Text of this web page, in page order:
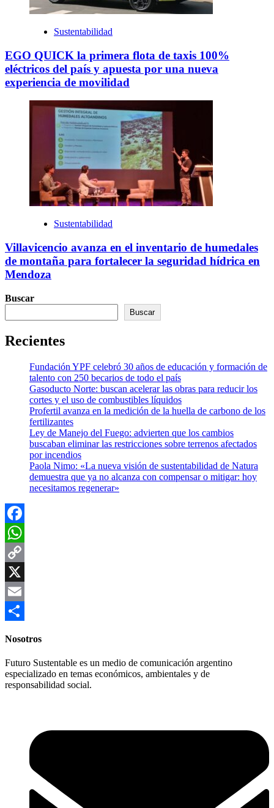
Sustentabilidad
EGO QUICK la primera flota de taxis 100%
eléctricos del país y apuesta por una nueva
experiencia de movilidad
Sustentabilidad
Villavicencio avanza en el inventario de humedales
de montaña para fortalecer la seguridad hídrica en
Mendoza
Buscar
Buscar
Recientes
Fundación YPF celebró 30 años de educación y formación de
talento con 250 becarios de todo el país
Gasoducto Norte: buscan acelerar las obras para reducir los
cortes y el uso de combustibles líquidos
Profertil avanza en la medición de la huella de carbono de los
fertilizantes
Ley de Manejo del Fuego: advierten que los cambios
buscaban eliminar las restricciones sobre terrenos afectados
por incendios
Paola Nimo: «La nueva visión de sustentabilidad de Natura
demuestra que ya no alcanza con compensar o mitigar: hoy
necesitamos regenerar»
Facebook
WhatsApp
Copy
Link
X
Email
Nosotros
Futuro Sustentable es un medio de comunicación argentino
especializado en temas económicos, ambientales y de
responsabilidad social.